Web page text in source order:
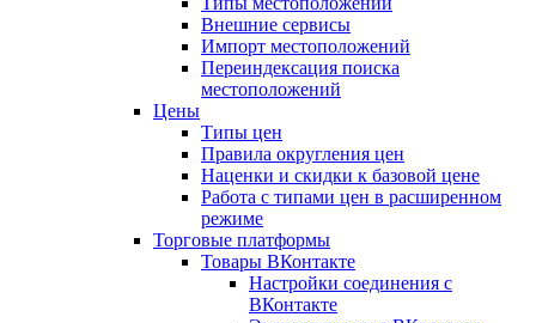
Внешние сервисы
Импорт местоположений
Переиндексация поиска
местоположений
Цены
Типы цен
Правила округления цен
Наценки и скидки к базовой цене
Работа с типами цен в расширенном
режиме
Торговые платформы
Товары ВКонтакте
Настройки соединения с
ВКонтакте